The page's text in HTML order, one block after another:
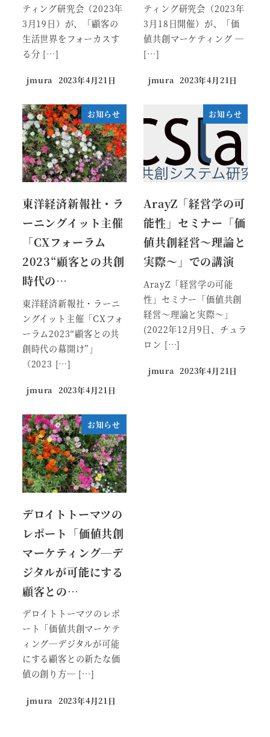
ティング研究会（2023年
3月19日）が、「顧客の
生活世界をフォーカスす
る分 […]
jmura 2023年4月21日
ティング研究会（2023年
3月18日開催）が、「価
値共創マーケティング ―
[…]
jmura 2023年4月21日
お知らせ
東洋経済新報社・ラ
ーニングイット主催
「CXフォーラム
2023“顧客との共創
時代の…
東洋経済新報社・ラーニ
ングイット主催「CXフォ
ーラム2023“顧客との共
創時代の幕開け”」
（2023 […]
jmura 2023年4月21日
お知らせ
ArayZ「経営学の可
能性」セミナー「価
値共創経営～理論と
実際～」での講演
ArayZ「経営学の可能
性」セミナー「価値共創
経営～理論と実際～」
(2022年12月9日、チュラ
ロン […]
jmura 2023年4月21日
お知らせ
デロイトトーマツの
レポート「価値共創
マーケティング─デ
ジタルが可能にする
顧客との…
デロイトトーマツのレポ
ート「価値共創マーケテ
ィング─デジタルが可能
にする顧客との新たな価
値の創り方─ […]
jmura 2023年4月21日